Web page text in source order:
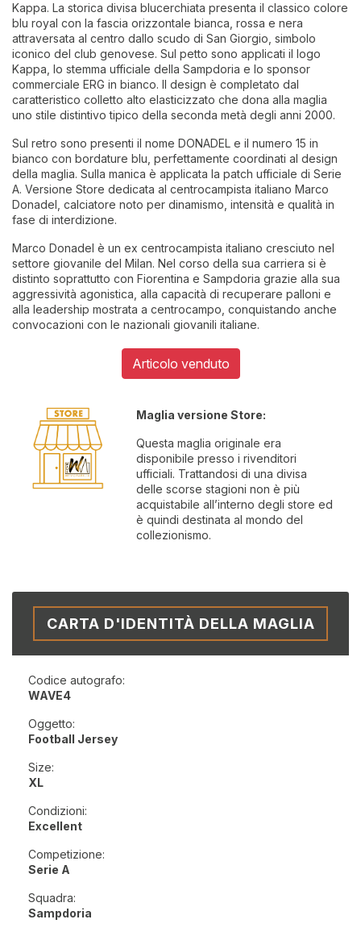
Kappa. La storica divisa blucerchiata presenta il classico colore
blu royal con la fascia orizzontale bianca, rossa e nera
attraversata al centro dallo scudo di San Giorgio, simbolo
iconico del club genovese. Sul petto sono applicati il logo
Kappa, lo stemma ufficiale della Sampdoria e lo sponsor
commerciale ERG in bianco. Il design è completato dal
caratteristico colletto alto elasticizzato che dona alla maglia
uno stile distintivo tipico della seconda metà degli anni 2000.
Sul retro sono presenti il nome DONADEL e il numero 15 in
bianco con bordature blu, perfettamente coordinati al design
della maglia. Sulla manica è applicata la patch ufficiale di Serie
A. Versione Store dedicata al centrocampista italiano Marco
Donadel, calciatore noto per dinamismo, intensità e qualità in
fase di interdizione.
Marco Donadel è un ex centrocampista italiano cresciuto nel
settore giovanile del Milan. Nel corso della sua carriera si è
distinto soprattutto con Fiorentina e Sampdoria grazie alla sua
aggressività agonistica, alla capacità di recuperare palloni e
alla leadership mostrata a centrocampo, conquistando anche
convocazioni con le nazionali giovanili italiane.
Articolo venduto
Maglia versione Store:
Questa maglia originale era
disponibile presso i rivenditori
ufficiali. Trattandosi di una divisa
delle scorse stagioni non è più
acquistabile all’interno degli store ed
è quindi destinata al mondo del
collezionismo.
CARTA D'IDENTITÀ DELLA MAGLIA
Codice autografo:
WAVE4
Oggetto:
Football Jersey
Size:
XL
Condizioni:
Excellent
Competizione:
Serie A
Squadra:
Sampdoria